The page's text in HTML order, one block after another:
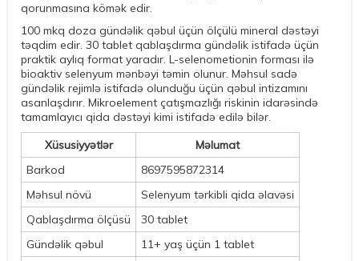
qorunmasına kömək edir.
100 mkq doza gündəlik qəbul üçün ölçülü mineral dəstəyi
təqdim edir. 30 tablet qablaşdırma gündəlik istifadə üçün
praktik aylıq format yaradır. L-selenometionin forması ilə
bioaktiv selenyum mənbəyi təmin olunur. Məhsul sadə
gündəlik rejimlə istifadə olunduğu üçün qəbul intizamını
asanlaşdırır. Mikroelement çatışmazlığı riskinin idarəsində
tamamlayıcı qida dəstəyi kimi istifadə edilə bilər.
Xüsusiyyətlər
Məlumat
Barkod
8697595872314
Məhsul növü
Selenyum tərkibli qida əlavəsi
Qablaşdırma ölçüsü
30 tablet
Gündəlik qəbul
11+ yaş üçün 1 tablet